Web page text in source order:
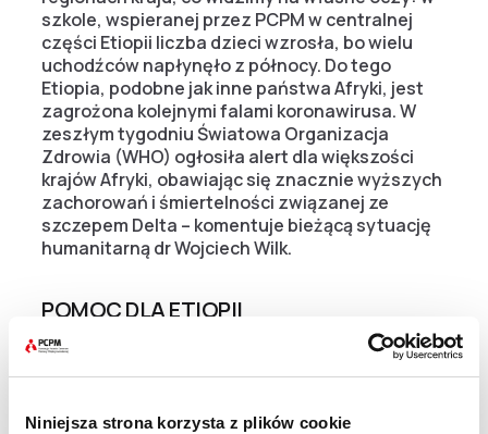
Niniejsza strona korzysta z plików cookie
szkole, wspieranej przez PCPM w centralnej
części Etiopii liczba dzieci wzrosła, bo wielu
uchodźców napłynęło z północy. Do tego
Etiopia, podobne jak inne państwa Afryki, jest
zagrożona kolejnymi falami koronawirusa. W
zeszłym tygodniu Światowa Organizacja
Zdrowia (WHO) ogłosiła alert dla większości
krajów Afryki, obawiając się znacznie wyższych
zachorowań i śmiertelności związanej ze
szczepem Delta – komentuje bieżącą sytuację
humanitarną dr Wojciech Wilk.
POMOC DLA ETIOPII
Rok szkolny w Debre Berhan kończy się 9 lipca, a
uczennic – jedyna szansa na otrzymanie posiłku.